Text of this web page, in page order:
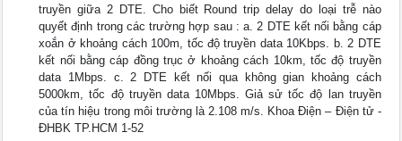
truyền giữa 2 DTE. Cho biết Round trip delay do loại trễ nào
quyết định trong các trường hợp sau : a. 2 DTE kết nối bằng cáp
xoắn ở khoảng cách 100m, tốc độ truyền data 10Kbps. b. 2 DTE
kết nối bằng cáp đồng trục ở khoảng cách 10km, tốc độ truyền
data 1Mbps. c. 2 DTE kết nối qua không gian khoảng cách
5000km, tốc độ truyền data 10Mbps. Giả sử tốc độ lan truyền
của tín hiệu trong môi trường là 2.108 m/s. Khoa Điện – Điện tử -
ĐHBK TP.HCM 1-52